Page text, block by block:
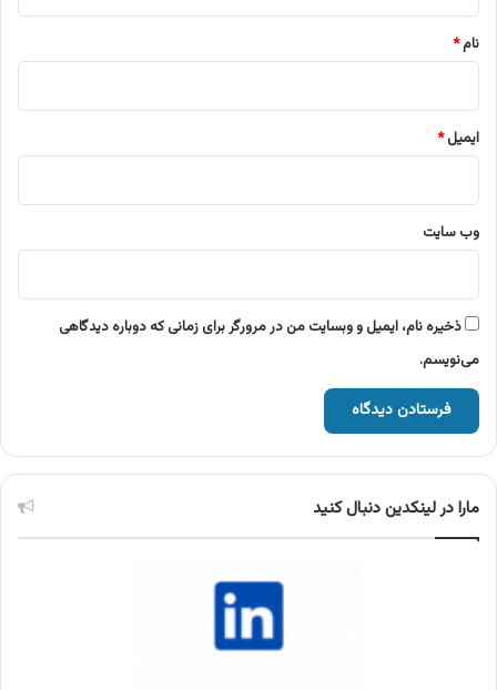
نام*
ایمیل*
وب‌ سایت
ذخیره نام، ایمیل و وبسایت من در مرورگر برای زمانی که دوباره دیدگاهی
می‌نویسم.
مارا در لینکدین دنبال کنید